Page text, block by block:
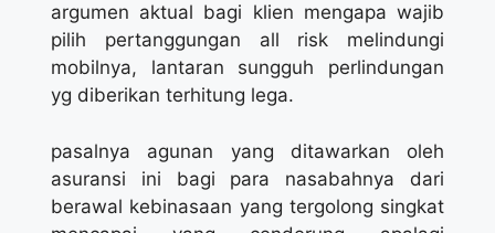
argumen aktual bagi klien mengapa wajib
pilih pertanggungan all risk melindungi
mobilnya, lantaran sungguh perlindungan
yg diberikan terhitung lega.
pasalnya agunan yang ditawarkan oleh
asuransi ini bagi para nasabahnya dari
berawal kebinasaan yang tergolong singkat